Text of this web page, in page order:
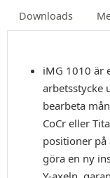
Downloads
iMG 1010 är
arbetsstycke
bearbeta
CoCr eller
positioner på
göra en ny